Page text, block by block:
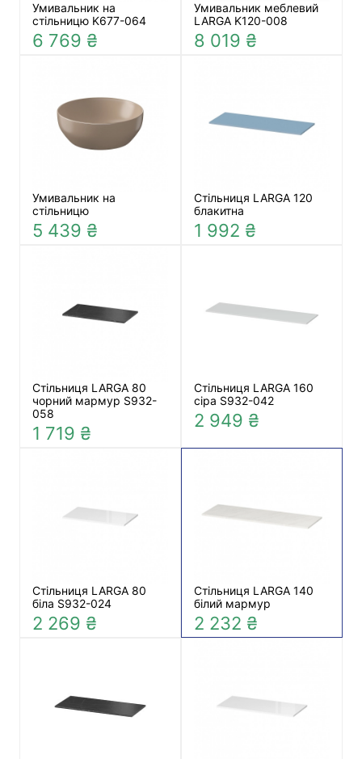
Умивальник на
стільницю K677-064
6 769 ₴
Умивальник меблевий
LARGA K120-008
8 019 ₴
Умивальник на
стільницю
5 439 ₴
Стільниця LARGA 120
блакитна
1 992 ₴
Стільниця LARGA 80
чорний мармур S932-
058
1 719 ₴
Стільниця LARGA 160
сіра S932-042
2 949 ₴
Стільниця LARGA 80
біла S932-024
2 269 ₴
Стільниця LARGA 140
білий мармур
2 232 ₴